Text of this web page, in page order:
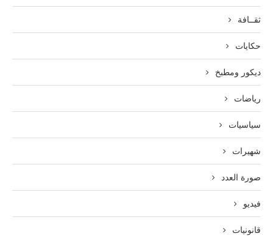
ثقــافة
حكايات
ديكور ومطبخ
رياضات
سياسيات
شهيرات
صورة العدد
فيديو
قانونيات